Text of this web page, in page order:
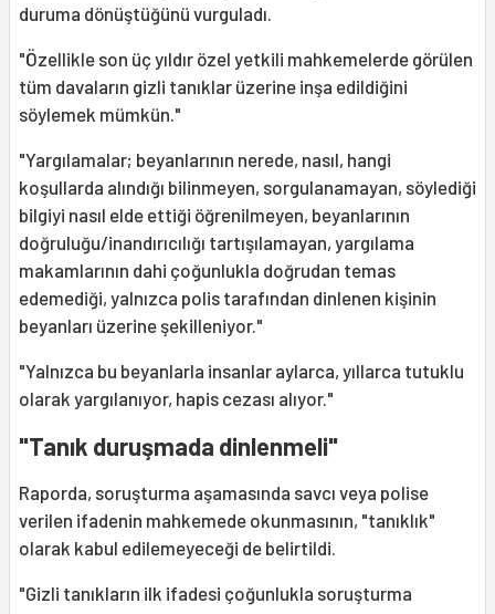
duruma dönüştüğünü vurguladı.
"Özellikle son üç yıldır özel yetkili mahkemelerde görülen
tüm davaların gizli tanıklar üzerine inşa edildiğini
söylemek mümkün."
"Yargılamalar; beyanlarının nerede, nasıl, hangi
koşullarda alındığı bilinmeyen, sorgulanamayan, söylediği
bilgiyi nasıl elde ettiği öğrenilmeyen, beyanlarının
doğruluğu/inandırıcılığı tartışılamayan, yargılama
makamlarının dahi çoğunlukla doğrudan temas
edemediği, yalnızca polis tarafından dinlenen kişinin
beyanları üzerine şekilleniyor."
"Yalnızca bu beyanlarla insanlar aylarca, yıllarca tutuklu
olarak yargılanıyor, hapis cezası alıyor."
"Tanık duruşmada dinlenmeli"
Raporda, soruşturma aşamasında savcı veya polise
verilen ifadenin mahkemede okunmasının, "tanıklık"
olarak kabul edilemeyeceği de belirtildi.
"Gizli tanıkların ilk ifadesi çoğunlukla soruşturma